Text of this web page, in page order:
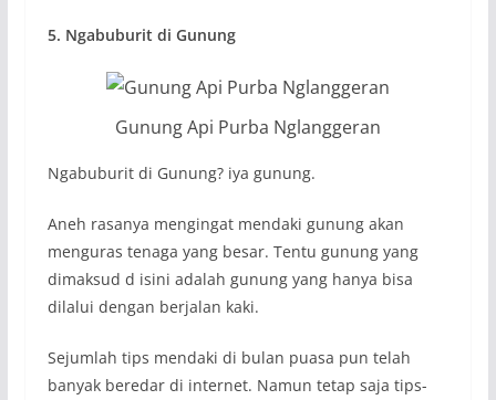
5. Ngabuburit di Gunung
Gunung Api Purba Nglanggeran
Ngabuburit di Gunung? iya gunung.
Aneh rasanya mengingat mendaki gunung akan
menguras tenaga yang besar. Tentu gunung yang
dimaksud d isini adalah gunung yang hanya bisa
dilalui dengan berjalan kaki.
Sejumlah tips mendaki di bulan puasa pun telah
banyak beredar di internet. Namun tetap saja tips-